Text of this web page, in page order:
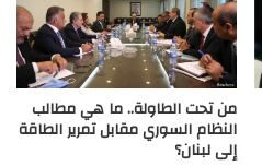
من تحت الطاولة.. ما هي مطالب
النظام السوري مقابل تمرير الطاقة
إلى لبنان؟